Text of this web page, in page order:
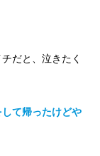
だと、泣きたく
て帰ったけどや